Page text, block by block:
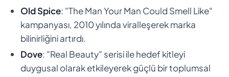
Old Spice: "The Man Your Man Could Smell Like"
kampanyası, 2010 yılında viralleşerek marka
bilinirliğini artırdı.
Dove: "Real Beauty" serisi ile hedef kitleyi
duygusal olarak etkileyerek güçlü bir toplumsal